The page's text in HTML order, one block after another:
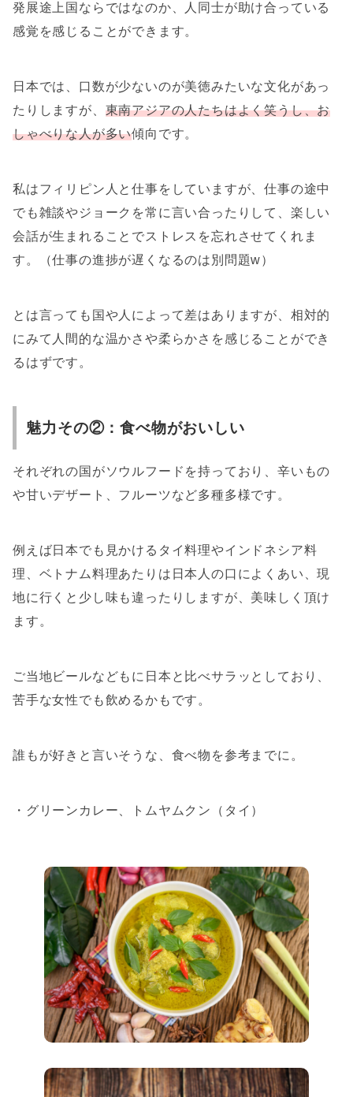
発展途上国ならではなのか、人同士が助け合っている
感覚を感じることができます。
日本では、口数が少ないのが美徳みたいな文化があっ
たりしますが、 東南アジアの人たちはよく笑うし、お
しゃべりな人が多い傾向です。
私はフィリピン人と仕事をしていますが、仕事の途中
でも雑談やジョークを常に言い合ったりして、楽しい
会話が生まれることでストレスを忘れさせてくれま
す。（仕事の進捗が遅くなるのは別問題w）
とは言っても国や人によって差はありますが、相対的
にみて人間的な温かさや柔らかさを感じることができ
るはずです。
魅力その②：食べ物がおいしい
それぞれの国がソウルフードを持っており、辛いもの
や甘いデザート、フルーツなど多種多様です。
例えば日本でも見かけるタイ料理やインドネシア料
理、ベトナム料理あたりは日本人の口によくあい、現
地に行くと少し味も違ったりしますが、美味しく頂け
ます。
ご当地ビールなどもに日本と比べサラッとしており、
苦手な女性でも飲めるかもです。
誰もが好きと言いそうな、食べ物を参考までに。
・グリーンカレー、トムヤムクン（タイ）